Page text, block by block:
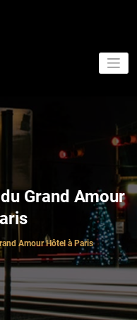
Grand Amour
Amour Hôtel à Paris